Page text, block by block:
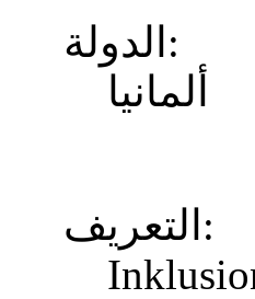
الدولة:
ألمانيا
التعريف: